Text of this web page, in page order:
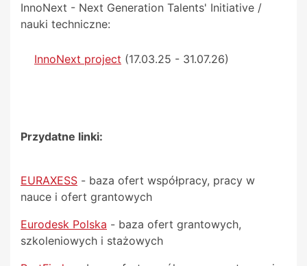
InnoNext - Next Generation Talents' Initiative /
nauki techniczne:
InnoNext project (17.03.25 - 31.07.26)
Przydatne linki:
EURAXESS - baza ofert współpracy, pracy w
nauce i ofert grantowych
Eurodesk Polska - baza ofert grantowych,
szkoleniowych i stażowych